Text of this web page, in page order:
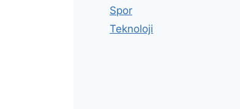
Spor
Teknoloji